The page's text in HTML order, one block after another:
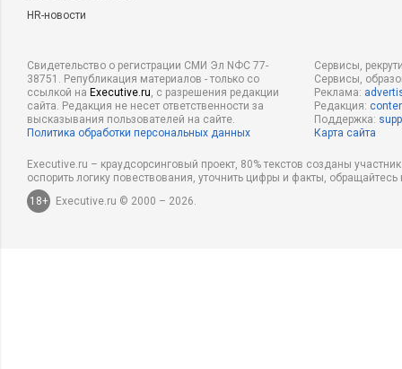
HR-новости
Свидетельство о регистрации СМИ Эл NФС 77-
38751. Републикация материалов - только со
ссылкой на Executive.ru, с разрешения редакции
сайта. Редакция не несет ответственности за
высказывания пользователей на сайте.
Политика обработки персональных данных
Сервисы,
Сервисы,
Реклама:
Редакция:
Поддержка:
Карта сайта
Executive.ru – краудсорсинговый проект, 80% текстов созданы
оспорить логику повествования, уточнить цифры и факты,
18+
Executive.ru © 2000 – 2026.